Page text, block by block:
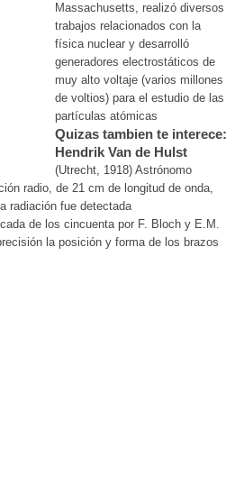
Massachusetts, realizó diversos
trabajos relacionados con la
física nuclear y desarrolló
generadores electrostáticos de
muy alto voltaje (varios millones
de voltios) para el estudio de las
partículas atómicas
Quizas tambien te interece:
Hendrik Van de Hulst
(Utrecht, 1918) Astrónomo
radio, de 21 cm de longitud de onda,
radiación fue detectada
de los cincuenta por F. Bloch y E.M.
la posición y forma de los brazos